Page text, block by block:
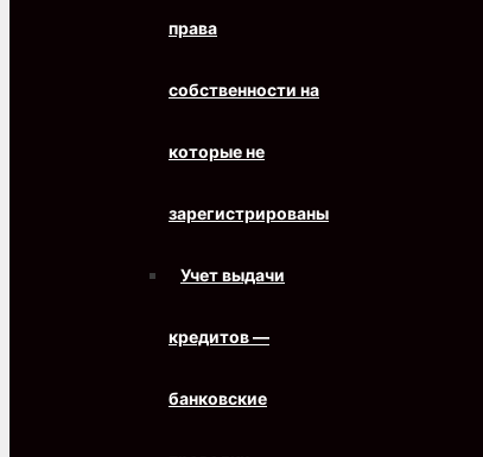
права
собственности на
которые не
зарегистрированы
Учет выдачи
кредитов —
банковские